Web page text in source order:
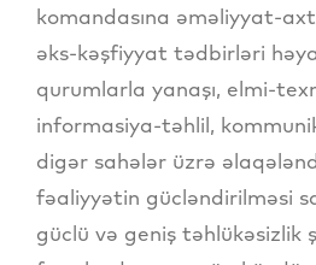
komandasına əməliyyat-
əks-kəşfiyyat tədbirləri
qurumlarla yanaşı, elmi-
informasiya-təhlil,
digər sahələr üzrə
fəaliyyətin gücləndirilməsi
güclü və geniş təhlükəsizlik